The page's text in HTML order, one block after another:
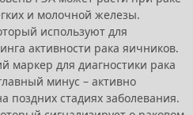
и молочной железы.
используют для
активности рака яичников.
маркер для диагностики рака
минус – активно
поздних стадиях заболевания.